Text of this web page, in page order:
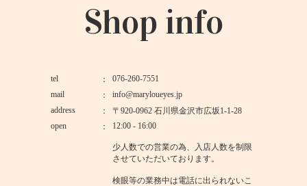
Shop info
tel
076-260-7551
mail
info@maryloueyes.jp
address
〒920-0962 石川県金沢市広坂1-1-28
open
12:00 - 16:00
少人数での営業の為、入店人数を制限
させていただいております。
検眼等の業務中は電話に出られないこ